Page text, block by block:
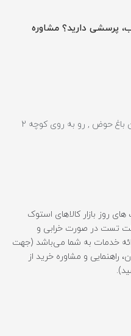
پنج شنبه 10 صبح تا 9 شب، پرسشی دارید؟ مشاوره
فارس - شیراز - بلوار زرهی , میدان باغ حوض , رو به روی کوچه 2
روز بازار کالاهای استوک
همراه با 7 روز مهلت تست در صورت خرابی و
خدمات به شما می‌باشد (جهت
راهنمایی و مشاوره خرید از